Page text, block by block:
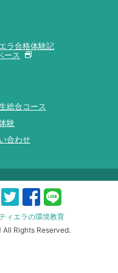
ラ合格体験記
ース
総合コース
験
合わせ
ティエラの環境教育
Rights Reserved.